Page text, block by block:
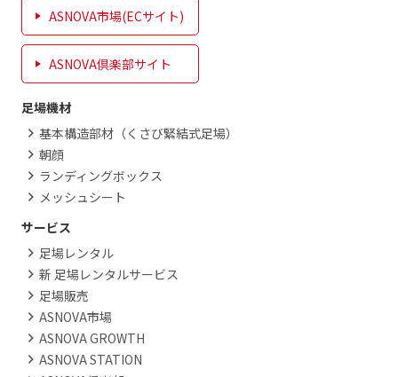
ASNOVA市場(ECサイト)
ASNOVA倶楽部サイト
足場機材
基本構造部材（くさび緊結式足場）
朝顔
ランディングボックス
メッシュシート
サービス
足場レンタル
新 足場レンタルサービス
足場販売
ASNOVA市場
ASNOVA GROWTH
ASNOVA STATION